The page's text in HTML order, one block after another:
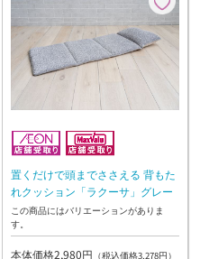
置くだけで頭までささえる 背もた
れクッション「ラクーサ」グレー
この商品にはバリエーションがありま
す。
本体価格2,980円 （税込価格3,278円）